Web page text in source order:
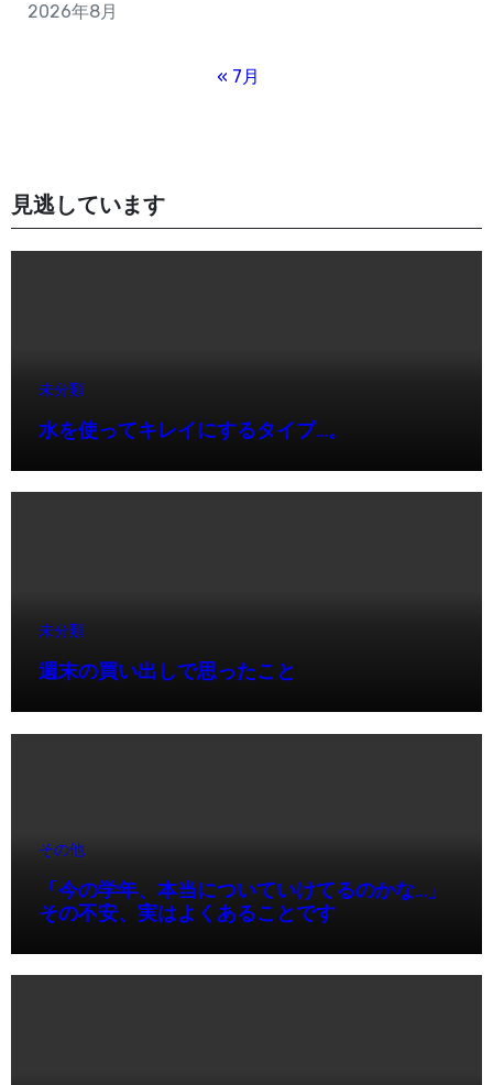
2026年8月
« 7月
見逃しています
未分類
水を使ってキレイにするタイプ…。
未分類
週末の買い出しで思ったこと
その他
「今の学年、本当についていけてるのかな…」
その不安、実はよくあることです